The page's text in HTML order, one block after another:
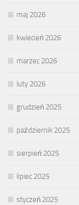
maj 2026
kwiecień 2026
marzec 2026
luty 2026
grudzień 2025
październik 2025
sierpień 2025
lipiec 2025
styczeń 2025